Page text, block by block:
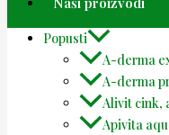
Popusti
A-derma
A-derma
Alivit cink,
Apivita